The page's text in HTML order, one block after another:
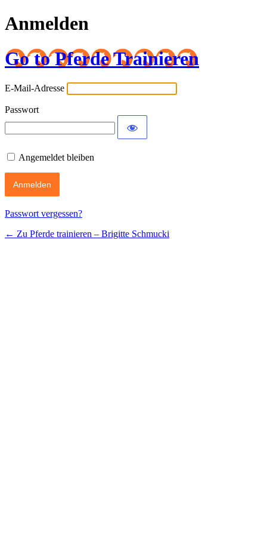
Anmelden
Go to Pferde Trainieren
E-Mail-Adresse
Passwort
Angemeldet bleiben
Passwort vergessen?
← Zu Pferde trainieren – Brigitte Schmucki